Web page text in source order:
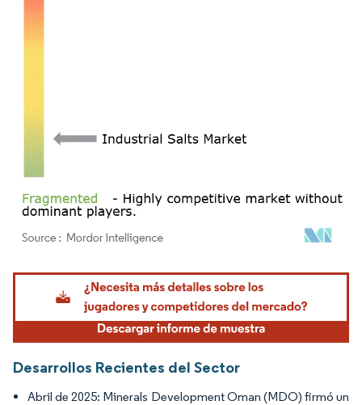
Imagen © Mordor Intelligence. El uso requiere atribución según CC BY 4.0.
Desarrollos Recientes del Sector
Abril de 2025: Minerals Development Oman (MDO) firmó un